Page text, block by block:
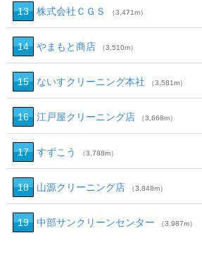
13 株式会社ＣＧＳ （3,471m）
14 やまもと商店 （3,510m）
15 ないすクリーニング本社 （3,581m）
16 江戸屋クリーニング店 （3,668m）
17 すずこう （3,788m）
18 山源クリーニング店 （3,848m）
19 中部サンクリーンセンター （3,987m）